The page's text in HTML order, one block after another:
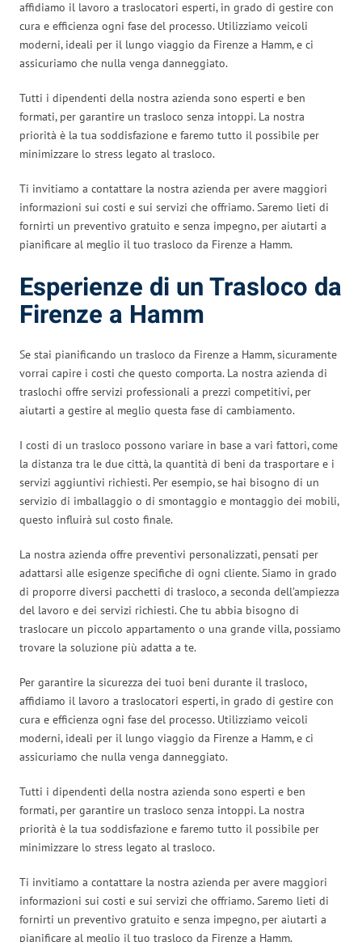
affidiamo il lavoro a traslocatori esperti, in grado di gestire con
cura e efficienza ogni fase del processo. Utilizziamo veicoli
moderni, ideali per il lungo viaggio da Firenze a Hamm, e ci
assicuriamo che nulla venga danneggiato.
Tutti i dipendenti della nostra azienda sono esperti e ben
formati, per garantire un trasloco senza intoppi. La nostra
priorità è la tua soddisfazione e faremo tutto il possibile per
minimizzare lo stress legato al trasloco.
Ti invitiamo a contattare la nostra azienda per avere maggiori
informazioni sui costi e sui servizi che offriamo. Saremo lieti di
fornirti un preventivo gratuito e senza impegno, per aiutarti a
pianificare al meglio il tuo trasloco da Firenze a Hamm.
Esperienze di un Trasloco da
Firenze a Hamm
Se stai pianificando un trasloco da Firenze a Hamm, sicuramente
vorrai capire i costi che questo comporta. La nostra azienda di
traslochi offre servizi professionali a prezzi competitivi, per
aiutarti a gestire al meglio questa fase di cambiamento.
I costi di un trasloco possono variare in base a vari fattori, come
la distanza tra le due città, la quantità di beni da trasportare e i
servizi aggiuntivi richiesti. Per esempio, se hai bisogno di un
servizio di imballaggio o di smontaggio e montaggio dei mobili,
questo influirà sul costo finale.
La nostra azienda offre preventivi personalizzati, pensati per
adattarsi alle esigenze specifiche di ogni cliente. Siamo in grado
di proporre diversi pacchetti di trasloco, a seconda dell’ampiezza
del lavoro e dei servizi richiesti. Che tu abbia bisogno di
traslocare un piccolo appartamento o una grande villa, possiamo
trovare la soluzione più adatta a te.
Per garantire la sicurezza dei tuoi beni durante il trasloco,
affidiamo il lavoro a traslocatori esperti, in grado di gestire con
cura e efficienza ogni fase del processo. Utilizziamo veicoli
moderni, ideali per il lungo viaggio da Firenze a Hamm, e ci
assicuriamo che nulla venga danneggiato.
Tutti i dipendenti della nostra azienda sono esperti e ben
formati, per garantire un trasloco senza intoppi. La nostra
priorità è la tua soddisfazione e faremo tutto il possibile per
minimizzare lo stress legato al trasloco.
Ti invitiamo a contattare la nostra azienda per avere maggiori
informazioni sui costi e sui servizi che offriamo. Saremo lieti di
fornirti un preventivo gratuito e senza impegno, per aiutarti a
pianificare al meglio il tuo trasloco da Firenze a Hamm.